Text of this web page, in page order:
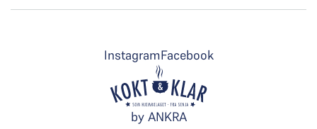
by ANKRA
InstagramFacebook